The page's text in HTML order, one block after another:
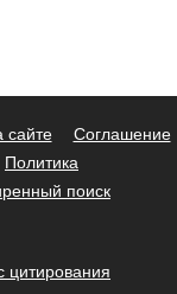
сайте
Соглашение
Политика
поиск